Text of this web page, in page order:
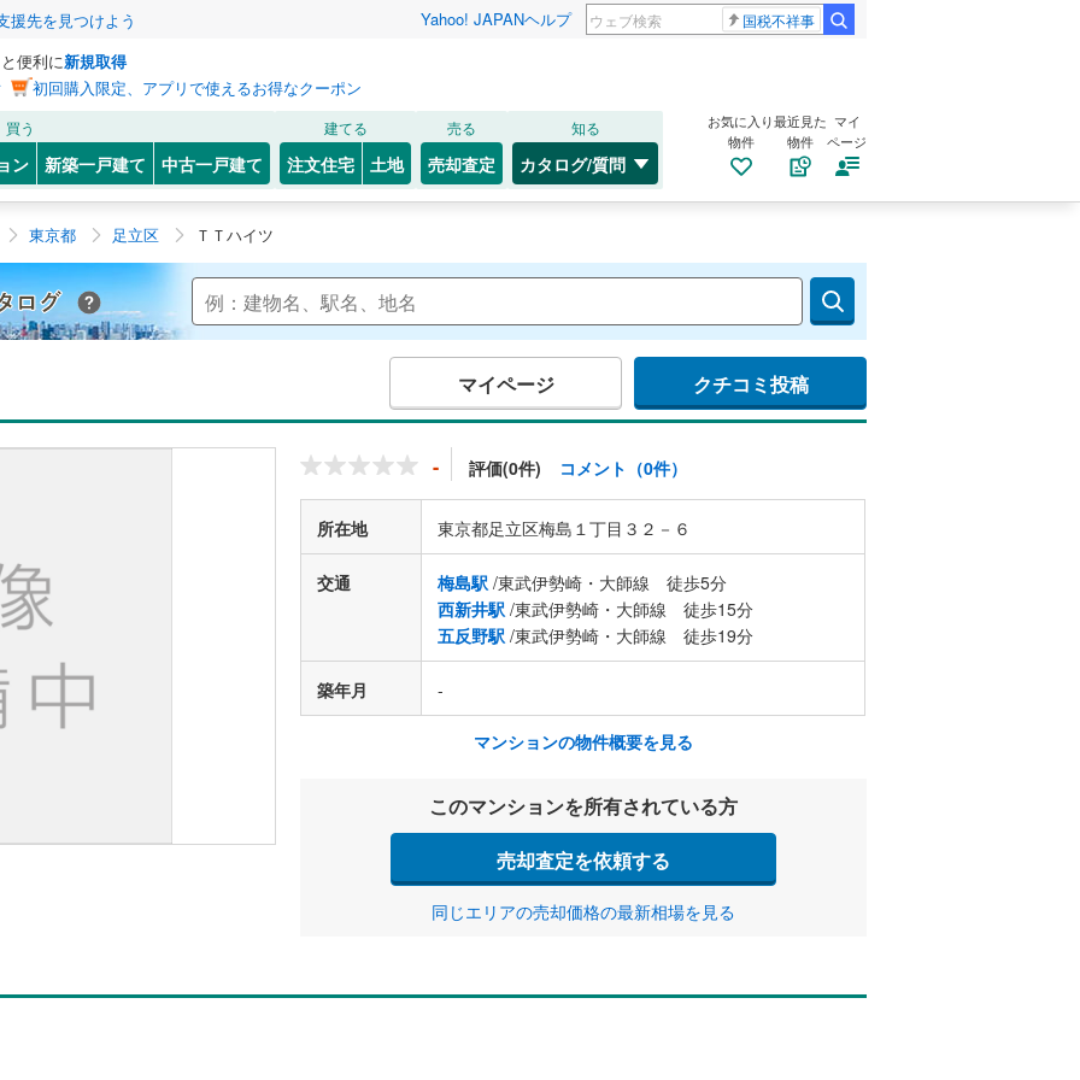
援先を見つけよう Yahoo! JAPANヘルプ 国税不祥事
便利に新規取得
初回購入限定、アプリで使えるお得なクーポン
買う
ン 新築一戸建て 中古一戸建て
建てる
注文住宅 土地
売る
売却査定
知る
カタログ/質問
お気に入り
物件
最近見た
物件
マイ
ページ
東京都 足立区 ＴＴハイツ
Yahoo!不動産 マンションカタログ
マイページ クチコミ投稿
- 評価(0件) コメント（0件）
所在地 東京都足立区梅島１丁目３２－６
交通 梅島駅 /東武伊勢崎・大師線 徒歩5分
西新井駅 /東武伊勢崎・大師線 徒歩15分
五反野駅 /東武伊勢崎・大師線 徒歩19分
築年月 -
マンションの物件概要を見る
このマンションを所有されている方
売却査定を依頼する
同じエリアの売却価格の最新相場を見る